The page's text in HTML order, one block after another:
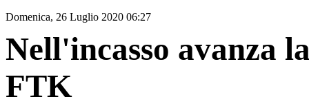
Domenica, 26 Luglio 2020 06:27
Nell'incasso avanza
FTK